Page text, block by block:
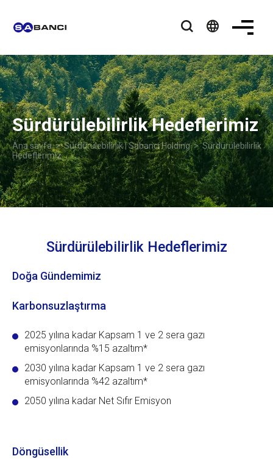
language
Sürdürülebilirlik Hedeflerimiz
Ana sayfa>Sürdürülebilirlik | Sabancı Holding>Sürdürülebilirlik
Hedeflerimiz
Sürdürülebilirlik Hedeflerimiz
Doğa Gündemimiz
Karbonsuzlaştırma
2025 yılına kadar Kapsam 1 ve 2 sera gazı
emisyonlarında %15 azaltım*
2030 yılına kadar Kapsam 1 ve 2 sera gazı
emisyonlarında %42 azaltım*
2050 yılına kadar Net Sıfır Emisyon
Döngüsellik